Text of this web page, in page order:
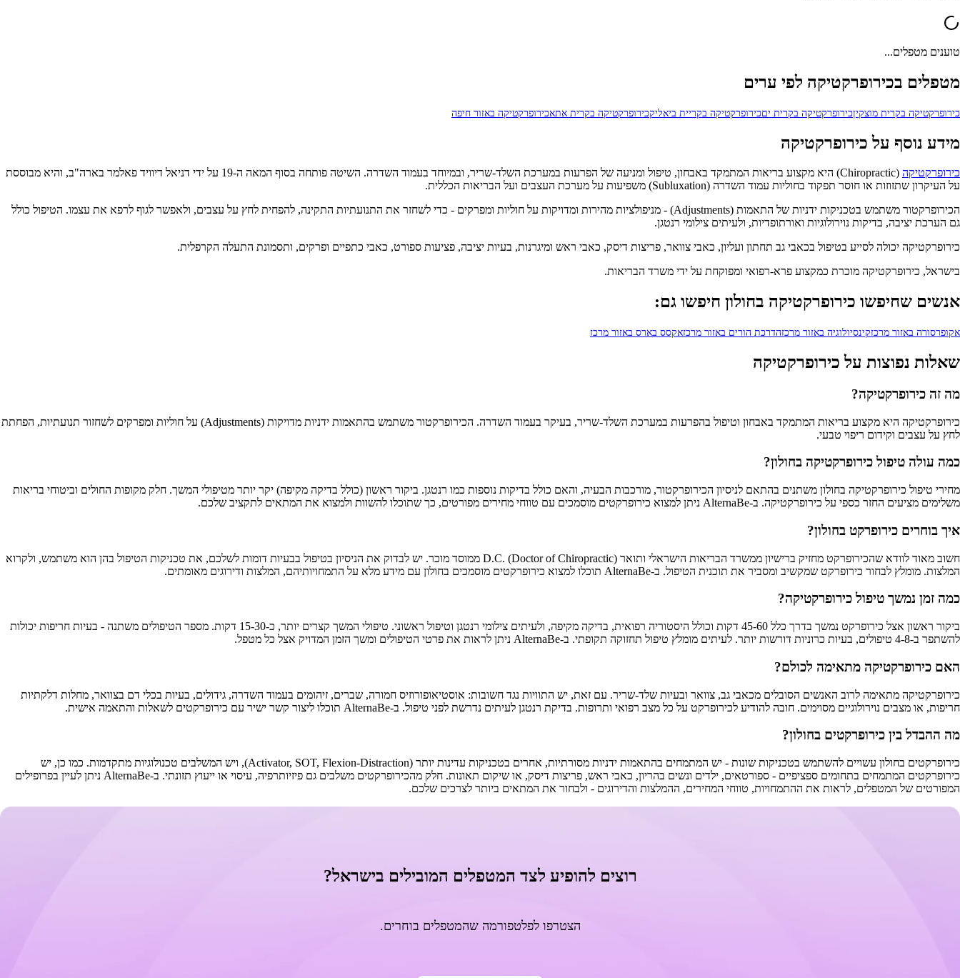
טוענים מטפלים...
מטפלים בכירופרקטיקה לפי ערים
כירופרקטיקה בקרית מוצקיןכירופרקטיקה בקרית יםכירופרקטיקה בקריית ביאליקכירופרקטיקה בקרית אתאכירופרקטיקה באזור חיפה
מידע נוסף על כירופרקטיקה
כירופרקטיקה
(Chiropractic) היא מקצוע בריאות המתמקד באבחון, טיפול ומניעה של הפרעות במערכת השלד-שריר, ובמיוחד בעמוד השדרה. השיטה פותחה בסוף המאה ה-19 על ידי דניאל דיוויד פאלמר בארה"ב, והיא מבוססת
על העיקרון שתזוזות או חוסר תפקוד בחוליות עמוד השדרה (Subluxation) משפיעות על מערכת העצבים ועל הבריאות הכללית.
הכירופרקטור משתמש בטכניקות ידניות של התאמות (Adjustments) - מניפולציות מהירות ומדויקות על חוליות ומפרקים - כדי לשחזר את התנועתיות התקינה, להפחית לחץ על עצבים, ולאפשר לגוף לרפא את עצמו. הטיפול כולל
גם הערכת יציבה, בדיקות נוירולוגיות ואורתופדיות, ולעיתים צילומי רנטגן.
כירופרקטיקה יכולה לסייע בטיפול בכאבי גב תחתון ועליון, כאבי צוואר, פריצות דיסק, כאבי ראש ומיגרנות, בעיות יציבה, פציעות ספורט, כאבי כתפיים ופרקים, ותסמונת התעלה הקרפלית.
בישראל, כירופרקטיקה מוכרת כמקצוע פרא-רפואי ומפוקחת על ידי משרד הבריאות.
אנשים שחיפשו כירופרקטיקה בחולון חיפשו גם:
אקופרסורה באזור מרכזקינסיולוגיה באזור מרכזהדרכת הורים באזור מרכזאקסס בארס באזור מרכז
שאלות נפוצות על כירופרקטיקה
מה זה כירופרקטיקה?
כירופרקטיקה היא מקצוע בריאות המתמקד באבחון וטיפול בהפרעות במערכת השלד-שריר, בעיקר בעמוד השדרה. הכירופרקטור משתמש בהתאמות ידניות מדויקות (Adjustments) על חוליות ומפרקים לשחזור תנועתיות, הפחתת
לחץ על עצבים וקידום ריפוי טבעי.
כמה עולה טיפול כירופרקטיקה בחולון?
מחירי טיפול כירופרקטיקה בחולון משתנים בהתאם לניסיון הכירופרקטור, מורכבות הבעיה, והאם כולל בדיקות נוספות כמו רנטגן. ביקור ראשון (כולל בדיקה מקיפה) יקר יותר מטיפולי המשך. חלק מקופות החולים וביטוחי בריאות
משלימים מציעים החזר כספי על כירופרקטיקה. ב-AlternaBe ניתן למצוא כירופרקטים מוסמכים עם טווחי מחירים מפורטים, כך שתוכלו להשוות ולמצוא את המתאים לתקציב שלכם.
איך בוחרים כירופרקט בחולון?
חשוב מאוד לוודא שהכירופרקט מחזיק ברישיון ממשרד הבריאות הישראלי ותואר D.C. (Doctor of Chiropractic) ממוסד מוכר. יש לבדוק את הניסיון בטיפול בבעיות דומות לשלכם, את טכניקות הטיפול בהן הוא משתמש, ולקרוא
המלצות. מומלץ לבחור כירופרקט שמקשיב ומסביר את תוכנית הטיפול. ב-AlternaBe תוכלו למצוא כירופרקטים מוסמכים בחולון עם מידע מלא על התמחויותיהם, המלצות ודירוגים מאומתים.
כמה זמן נמשך טיפול כירופרקטיקה?
ביקור ראשון אצל כירופרקט נמשך בדרך כלל 45-60 דקות וכולל היסטוריה רפואית, בדיקה מקיפה, ולעיתים צילומי רנטגן וטיפול ראשוני. טיפולי המשך קצרים יותר, כ-15-30 דקות. מספר הטיפולים משתנה - בעיות חריפות יכולות
להשתפר ב-4-8 טיפולים, בעיות כרוניות דורשות יותר. לעיתים מומלץ טיפול תחזוקה תקופתי. ב-AlternaBe ניתן לראות את פרטי הטיפולים ומשך הזמן המדויק אצל כל מטפל.
האם כירופרקטיקה מתאימה לכולם?
כירופרקטיקה מתאימה לרוב האנשים הסובלים מכאבי גב, צוואר ובעיות שלד-שריר. עם זאת, יש התוויות נגד חשובות: אוסטיאופורוזיס חמורה, שברים, זיהומים בעמוד השדרה, גידולים, בעיות בכלי דם בצוואר, מחלות דלקתיות
חריפות, או מצבים נוירולוגיים מסוימים. חובה להודיע לכירופרקט על כל מצב רפואי ותרופות. בדיקת רנטגן לעיתים נדרשת לפני טיפול. ב-AlternaBe תוכלו ליצור קשר ישיר עם כירופרקטים לשאלות והתאמה אישית.
מה ההבדל בין כירופרקטים בחולון?
כירופרקטים בחולון עשויים להשתמש בטכניקות שונות - יש המתמחים בהתאמות ידניות מסורתיות, אחרים בטכניקות עדינות יותר (Activator, SOT, Flexion-Distraction), ויש המשלבים טכנולוגיות מתקדמות. כמו כן, יש
כירופרקטים המתמחים בתחומים ספציפיים - ספורטאים, ילדים ונשים בהריון, כאבי ראש, פריצות דיסק, או שיקום תאונות. חלק מהכירופרקטים משלבים גם פיזיותרפיה, עיסוי או ייעוץ תזונתי. ב-AlternaBe ניתן לעיין בפרופילים
המפורטים של המטפלים, לראות את ההתמחויות, טווחי המחירים, ההמלצות והדירוגים - ולבחור את המתאים ביותר לצרכים שלכם.
רוצים להופיע לצד המטפלים המובילים בישראל?
הצטרפו לפלטפורמה שהמטפלים בוחרים.